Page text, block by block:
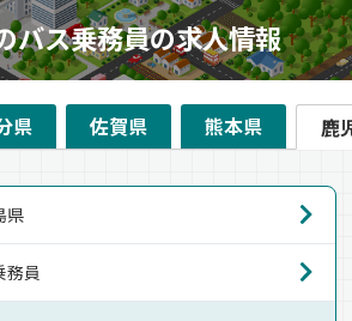
バス乗務員の求人情報
県 佐賀県 熊本県 鹿